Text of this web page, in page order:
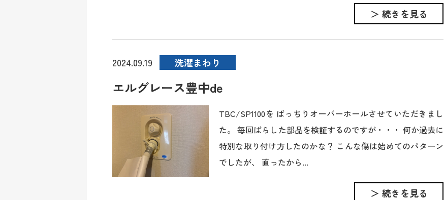
＞ 続きを見る
2024.09.19 洗濯まわり
エルグレース豊中de
TBC/SP1100を ばっちりオーバーホールさせていただきまし
た。 毎回ばらした部品を検証するのですが・・・ 何か過去に
特別な取り付け方したのかな？ こんな傷は始めてのパターン
でしたが、 直ったから...
＞ 続きを見る